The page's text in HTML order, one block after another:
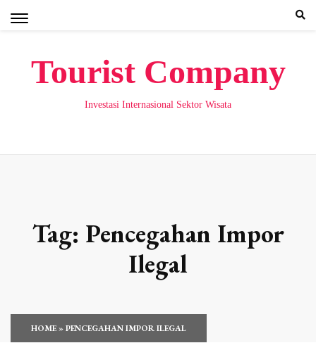
Tourist Company
Investasi Internasional Sektor Wisata
Tag: Pencegahan Impor
Ilegal
HOME»PENCEGAHAN IMPOR ILEGAL